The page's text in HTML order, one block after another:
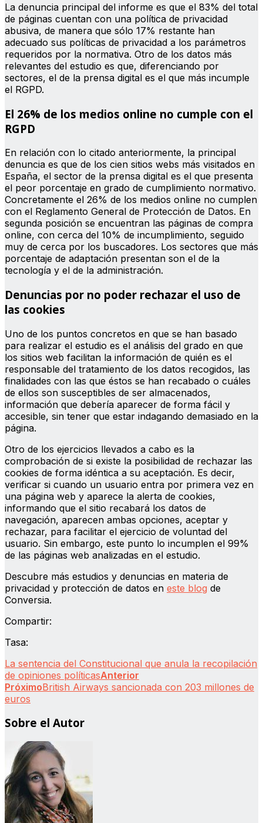
La denuncia principal del informe es que el 83% del total
de páginas cuentan con una política de privacidad
abusiva, de manera que sólo 17% restante han
adecuado sus políticas de privacidad a los parámetros
requeridos por la normativa. Otro de los datos más
relevantes del estudio es que, diferenciando por
sectores, el de la prensa digital es el que más incumple
el RGPD.
El 26% de los medios online no cumple con el
RGPD
En relación con lo citado anteriormente, la principal
denuncia es que de los cien sitios webs más visitados en
España, el sector de la prensa digital es el que presenta
el peor porcentaje en grado de cumplimiento normativo.
Concretamente el 26% de los medios online no cumplen
con el Reglamento General de Protección de Datos. En
segunda posición se encuentran las páginas de compra
online, con cerca del 10% de incumplimiento, seguido
muy de cerca por los buscadores. Los sectores que más
porcentaje de adaptación presentan son el de la
tecnología y el de la administración.
Denuncias por no poder rechazar el uso de
las cookies
Uno de los puntos concretos en que se han basado
para realizar el estudio es el análisis del grado en que
los sitios web facilitan la información de quién es el
responsable del tratamiento de los datos recogidos, las
finalidades con las que éstos se han recabado o cuáles
de ellos son susceptibles de ser almacenados,
información que debería aparecer de forma fácil y
accesible, sin tener que estar indagando demasiado en la
página.
Otro de los ejercicios llevados a cabo es la
comprobación de si existe la posibilidad de rechazar las
cookies de forma idéntica a su aceptación. Es decir,
verificar si cuando un usuario entra por primera vez en
una página web y aparece la alerta de cookies,
informando que el sitio recabará los datos de
navegación, aparecen ambas opciones, aceptar y
rechazar, para facilitar el ejercicio de voluntad del
usuario. Sin embargo, este punto lo incumplen el 99%
de las páginas web analizadas en el estudio.
Descubre más estudios y denuncias en materia de
privacidad y protección de datos en este blog de
Conversia.
Compartir:
Tasa:
La sentencia del Constitucional que anula la recopilación
de opiniones políticasAnterior
PróximoBritish Airways sancionada con 203 millones de
euros
Sobre el Autor